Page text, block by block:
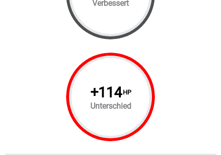
Verbessert
+114 HP
Unterschied